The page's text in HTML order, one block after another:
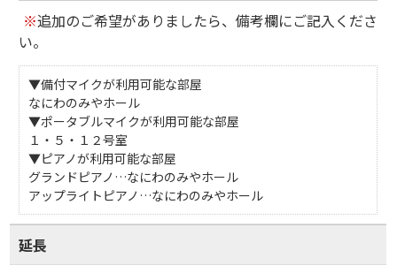
※追加のご希望がありましたら、備考欄にご記入くださ
い。
▼備付マイクが利用可能な部屋
なにわのみやホール
▼ポータブルマイクが利用可能な部屋
１・５・１２号室
▼ピアノが利用可能な部屋
グランドピアノ…なにわのみやホール
アップライトピアノ…なにわのみやホール
延長